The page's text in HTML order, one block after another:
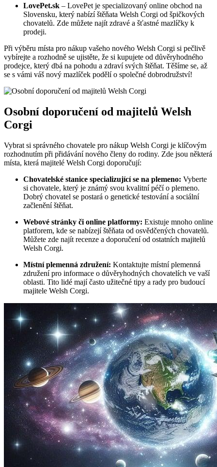
LovePet.sk – LovePet je specializovaný online obchod na
Slovensku, který nabízí štěňata Welsh Corgi od špičkových
chovatelů. Zde můžete najít zdravé a šťastné mazlíčky k
prodeji.
Při výběru místa pro nákup vašeho nového Welsh Corgi si pečlivě
vybírejte a rozhodně se ujistěte, že si kupujete od důvěryhodného
prodejce, který dbá na pohodu a zdraví svých štěňat. Těšíme se, až
se s vámi váš nový mazlíček podělí o společné dobrodružství!
Osobní doporučení od majitelů Welsh
Corgi
Vybrat si správného chovatele pro nákup Welsh Corgi je klíčovým
rozhodnutím při přidávání nového členy do rodiny. Zde jsou některá
místa, která majitelé Welsh Corgi doporučují:
Chovatelské stanice specializující se na plemeno: Vyberte
si chovatele, který je známý svou kvalitní péčí o plemeno.
Dobrý chovatel se postará o genetické testování a sociální
začlenění štěňat.
Webové stránky či online platformy: Existuje mnoho online
platforem, kde se nabízejí štěňata od osvědčených chovatelů.
Můžete zde najít recenze a doporučení od ostatních majitelů
Welsh Corgi.
Místní plemenná združení: Kontaktujte místní plemenná
združení pro informace o důvěryhodných chovatelích ve vaší
oblasti. Tito lidé mají často užitečné tipy a rady pro budoucí
majitele Welsh Corgi.